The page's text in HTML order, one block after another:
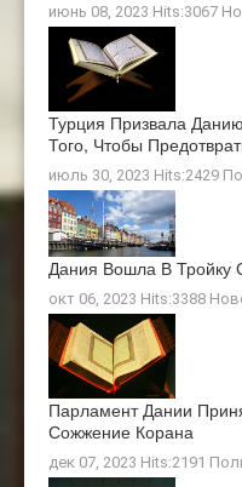
июнь 08, 2023 Hits:3067
Турция Призвала
Того, Чтобы
июль 30, 2023 Hits:2429
Дания Вошла В Тройку
окт 06, 2023 Hits:3388
Парламент Дании
Сожжение Корана
дек 07, 2023 Hits:2191